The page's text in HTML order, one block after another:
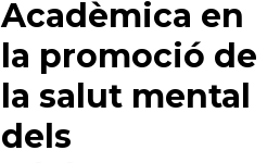
Acadèmica en
la promoció de
la salut mental
dels